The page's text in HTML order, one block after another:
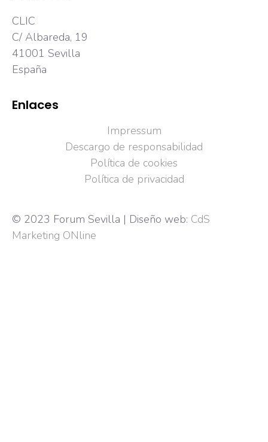
CLIC
C/ Albareda, 19
41001 Sevilla
España
Enlaces
Impressum
Descargo de responsabilidad
Política de cookies
Política de privacidad
© 2023 Forum Sevilla | Diseño web: CdS
Marketing ONline